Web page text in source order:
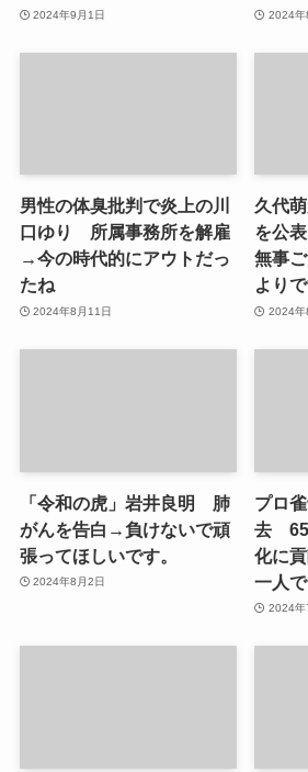
2024年9月1日 2024年
男性の体臭批判で炎上の川
口ゆり 所属事務所を解雇
→今の時代的にアウトだっ
たね
2024年8月11日
久代
を公
無事
よりで
2024年
「令和の虎」岩井良明 肺
がんを告白→負けないで頑
張ってほしいです。
2024年8月2日
プロ
去 65
化に
一人で
2024年